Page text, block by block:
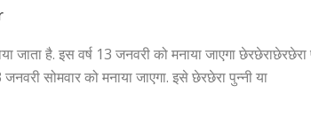
है. इस वर्ष 13 जनवरी को मनाया जाएगा छेरछेराछेरछेरा
सोमवार को मनाया जाएगा. इसे छेरछेरा पुन्नी या